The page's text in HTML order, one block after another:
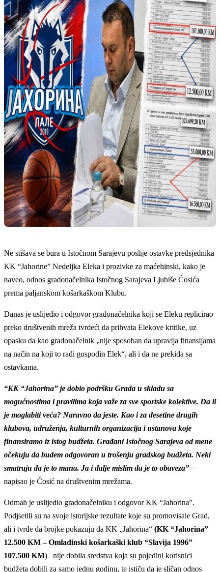
Ne stišava se bura u Istočnom Sarajevu poslije ostavke predsjednika
KK “Jahorine” Nedeljka Eleka i prozivke za maćehinski, kako je
naveo, odnos gradonačelnika Istočnog Sarajeva Ljubiše Ćosića
prema paljanskom košarkaškom Klubu.
Danas je uslijedio i odgovor gradonačelnika koji se Eleku replicirao
preko društvenih mreža tvrdeći da prihvata Elekove kritike, uz
opasku da kao gradonačelnik „nije sposoban da upravlja finansijama
na način na koji to radi gospodin Elek“, ali i da ne prekida sa
ostavkama.
“KK “Jahorina” je dobio podršku Grada u skladu sa
mogućnostima i pravilima koja važe za sve sportske kolektive. Da li
je moglabiti veća? Naravno da jeste. Kao i za desetine drugih
klubova, udruženja, kulturnih organizacija i ustanova koje
finansiramo iz istog budžeta. Građani Istočnog Sarajeva od mene
očekuju da budem odgovoran u trošenju gradskog budžeta. Neki
smatraju da je to mana. Ja i dalje mislim da je to obaveza” –
napisao je Ćosić na društvenim mrežama.
Odmah je uslijedio gradonačelniku i odgovor KK “Jahorina”.
Podjsetili su na svoje istorijske rezultate koje su promovisale Grad,
ali i tvrde da brojke pokazuju da KK „Jahorina“ (KK “Jahorina”
12.500 KM – Omladinski košarkaški klub “Slavija 1996”
107.500 KM) nije dobila sredstva koja su pojedini korisnici
budžeta dobili za samo jednu godinu, te ističu da je sličan odnos